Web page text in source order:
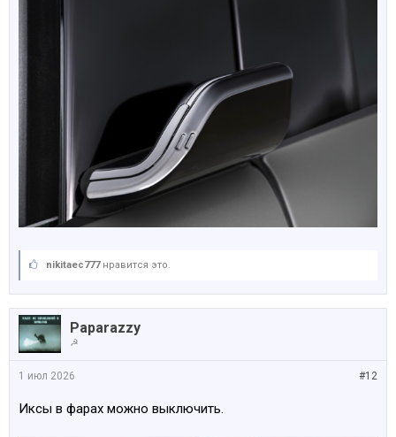
nikitaec777нравится это.
Paparazzy
☭
#12
1 июл 2026
Иксы в фарах можно выключить.